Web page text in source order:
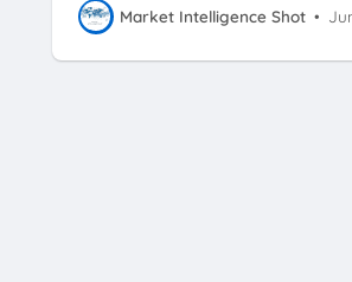
Market Intelligence Shot •